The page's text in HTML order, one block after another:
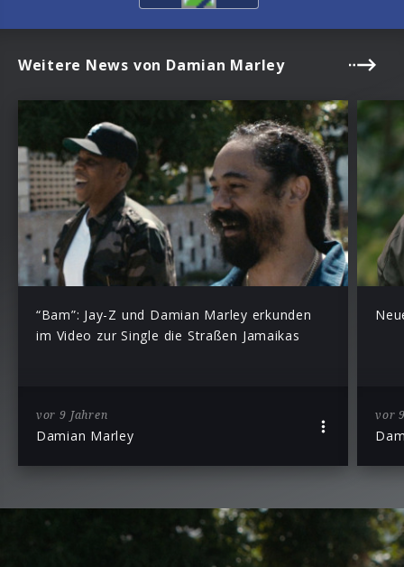
Weitere News von Damian Marley
“Bam”: Jay-Z und Damian Marley erkunden
im Video zur Single die Straßen Jamaikas
vor 9 Jahren
Damian Marley
vor